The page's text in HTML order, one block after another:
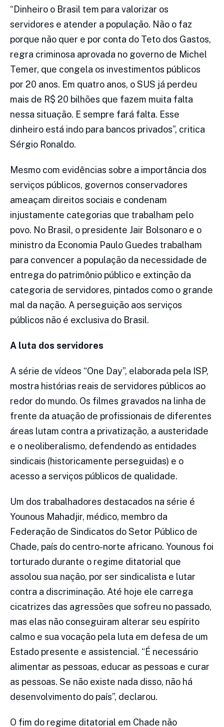
“Dinheiro o Brasil tem para valorizar os
servidores e atender a população. Não o faz
porque não quer e por conta do Teto dos Gastos,
regra criminosa aprovada no governo de Michel
Temer, que congela os investimentos públicos
por 20 anos. Em quatro anos, o SUS já perdeu
mais de R$ 20 bilhões que fazem muita falta
nessa situação. E sempre fará falta. Esse
dinheiro está indo para bancos privados”, critica
Sérgio Ronaldo.
Mesmo com evidências sobre a importância dos
serviços públicos, governos conservadores
ameaçam direitos sociais e condenam
injustamente categorias que trabalham pelo
povo. No Brasil, o presidente Jair Bolsonaro e o
ministro da Economia Paulo Guedes trabalham
para convencer a população da necessidade de
entrega do patrimônio público e extinção da
categoria de servidores, pintados como o grande
mal da nação. A perseguição aos serviços
públicos não é exclusiva do Brasil.
A luta dos servidores
A série de vídeos “One Day”, elaborada pela ISP,
mostra histórias reais de servidores públicos ao
redor do mundo. Os filmes gravados na linha de
frente da atuação de profissionais de diferentes
áreas lutam contra a privatização, a austeridade
e o neoliberalismo, defendendo as entidades
sindicais (historicamente perseguidas) e o
acesso a serviços públicos de qualidade.
Um dos trabalhadores destacados na série é
Younous Mahadjir, médico, membro da
Federação de Sindicatos do Setor Público de
Chade, país do centro-norte africano. Younous foi
torturado durante o regime ditatorial que
assolou sua nação, por ser sindicalista e lutar
contra a discriminação. Até hoje ele carrega
cicatrizes das agressões que sofreu no passado,
mas elas não conseguiram alterar seu espírito
calmo e sua vocação pela luta em defesa de um
Estado presente e assistencial. “É necessário
alimentar as pessoas, educar as pessoas e curar
as pessoas. Se não existe nada disso, não há
desenvolvimento do país”, declarou.
O fim do regime ditatorial em Chade não